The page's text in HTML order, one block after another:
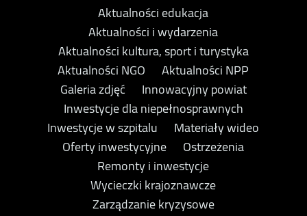
Aktualności edukacja
Aktualności i wydarzenia
Aktualności kultura, sport i turystyka
Aktualności NGO
Aktualności NPP
Galeria zdjęć
Innowacyjny powiat
Inwestycje dla niepełnosprawnych
Inwestycje w szpitalu
Materiały wideo
Oferty inwestycyjne
Ostrzeżenia
Remonty i inwestycje
Wycieczki krajoznawcze
Zarządzanie kryzysowe